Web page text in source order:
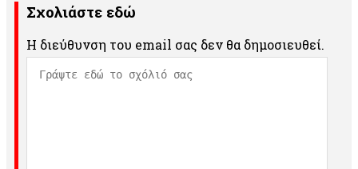
Σχολιάστε εδώ
Η διεύθυνση του email σας δεν θα δημοσιευθεί.